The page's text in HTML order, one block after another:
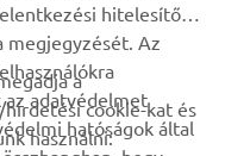
hitelesítő
megjegyzését. Az
adatvédelmet
hatóságok által
a
cookie-kat és
használni: